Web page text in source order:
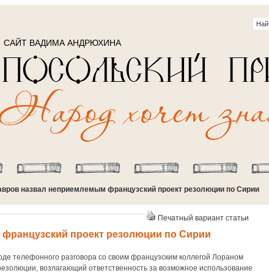
САЙТ ВАДИМА АНДРЮХИНА
назвал неприемлемым французский проект резолюции по Сирии
Печатный вариант статьи
проект резолюции по Сирии
телефонного разговора со своим французским коллегой Лораном
возлагающий ответственность за возможное использование